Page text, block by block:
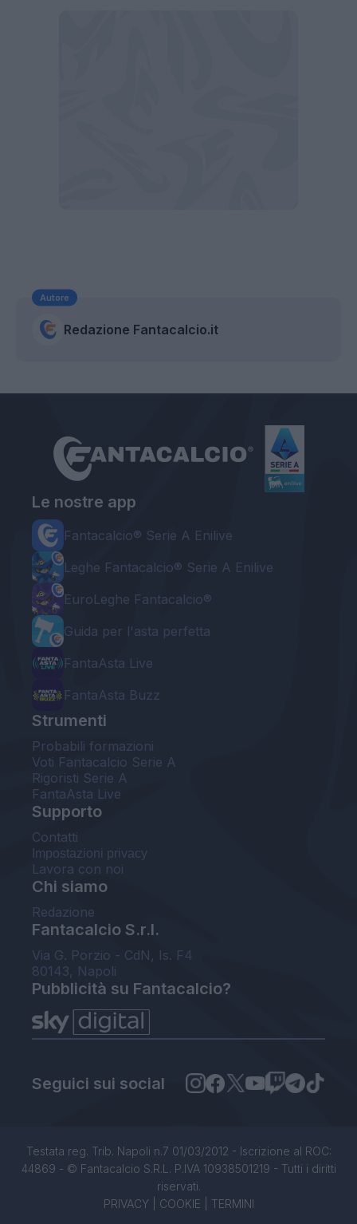
Autore
Redazione Fantacalcio.it
Le nostre app
Fantacalcio® Serie A Enilive
Leghe Fantacalcio® Serie A Enilive
EuroLeghe Fantacalcio®
Guida per l'asta perfetta
FantaAsta Live
FantaAsta Buzz
Strumenti
Probabili formazioni
Voti Fantacalcio Serie A
Rigoristi Serie A
FantaAsta Live
Supporto
Contatti
Impostazioni privacy
Lavora con noi
Chi siamo
Redazione
Fantacalcio S.r.l.
Via G. Porzio - CdN, Is. F4
80143, Napoli
Pubblicità su Fantacalcio?
Seguici sui social
Testata reg. Trib. Napoli n.7 01/03/2012 - Iscrizione al ROC:
44869 - © Fantacalcio S.R.L. P.IVA 10938501219 - Tutti i diritti
riservati.
PRIVACY| COOKIE TERMINI